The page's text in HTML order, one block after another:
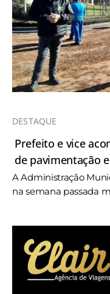
DESTAQUE
Prefeito e vice
de pavimentação
A Administração
na semana passada